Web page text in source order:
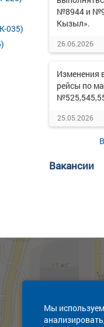
035)
№8944 и
Кызыл».
26.06.2026
Изменения
рейсы по
25.05.2026
Вакансии
Мы